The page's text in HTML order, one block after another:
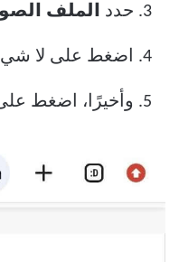
حدد الملف
اضغط على لا
وأخيرًا، اضغط